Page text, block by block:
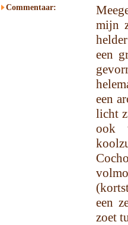
Commentaar:
mijn
een
een
licht
ook
een
zoet